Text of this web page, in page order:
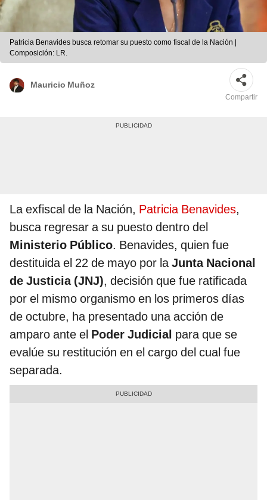
Patricia Benavides busca retomar su puesto como fiscal de la Nación |
Composición: LR.
Mauricio Muñoz
Compartir
La exfiscal de la Nación, Patricia Benavides,
busca regresar a su puesto dentro del
Ministerio Público. Benavides, quien fue
destituida el 22 de mayo por laJunta Nacional
de Justicia (JNJ), decisión que fue ratificada
por el mismo organismo en los primeros días
de octubre, ha presentado una acción de
amparo ante el Poder Judicial para que se
evalúe su restitución en el cargo del cual fue
separada.